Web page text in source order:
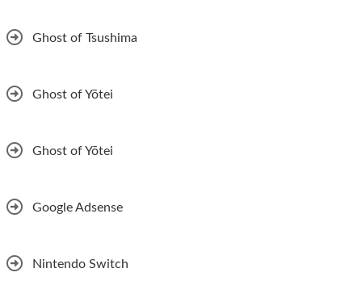
Ghost of Tsushima
Ghost of Yōtei
Ghost of Yōtei
Google Adsense
Nintendo Switch